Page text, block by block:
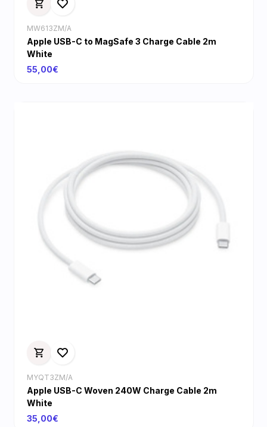
MW613ZM/A
Apple USB-C to MagSafe 3 Charge Cable 2m
White
55,00€
MYQT3ZM/A
Apple USB-C Woven 240W Charge Cable 2m
White
35,00€